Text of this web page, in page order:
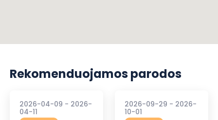
Rekomenduojamos parodos
2026-04-09 - 2026-
04-11
2026-09-29 - 2026-
10-01